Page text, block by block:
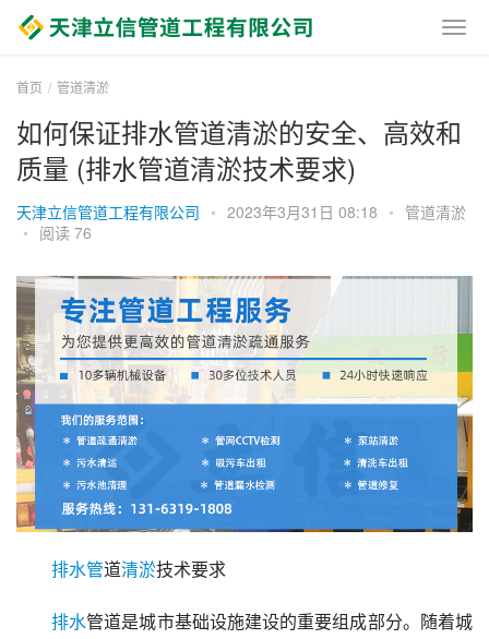
首页 管道清淤
如何保证排水管道清淤的安全、高效和
质量 (排水管道清淤技术要求)
天津立信管道工程有限公司 • 2023年3月31日 08:18 • 管道清淤
• 阅读 76
排水管道清淤技术要求
排水管道是城市基础设施建设的重要组成部分。随着城